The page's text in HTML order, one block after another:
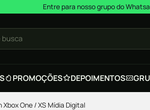
Entre para nosso grupo do
PROMOÇÕES DEPOIMENTOS
Xbox One / XS Mídia Digital